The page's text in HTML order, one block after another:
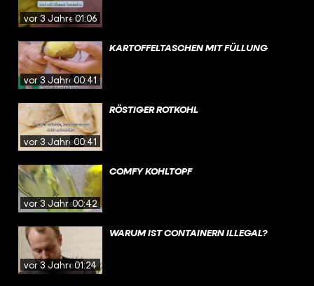
vor 3 Jahren01:06
vor 3 Jahren00:41
KARTOFFELTASCHEN MIT FÜLLUNG
vor 3 Jahren00:41
RÖSTIGER ROTKOHL
vor 3 Jahren00:42
COMFY KOHLTOPF
vor 3 Jahren01:24
WARUM IST CONTAINERN ILLEGAL?